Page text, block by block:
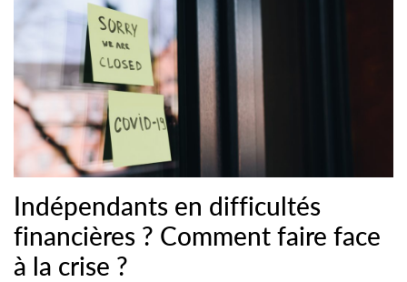
Indépendants en difficultés
financières ? Comment faire face
à la crise ?